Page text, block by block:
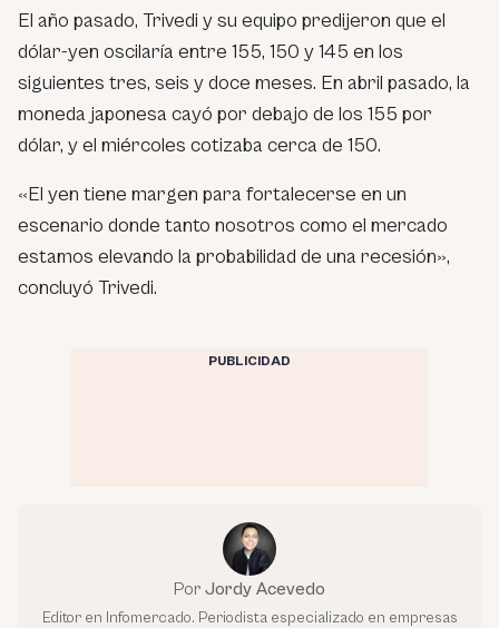
El año pasado, Trivedi y su equipo predijeron que el
dólar-yen oscilaría entre 155, 150 y 145 en los
siguientes tres, seis y doce meses. En abril pasado, la
moneda japonesa cayó por debajo de los 155 por
dólar, y el miércoles cotizaba cerca de 150.
«El yen tiene margen para fortalecerse en un
escenario donde tanto nosotros como el mercado
estamos elevando la probabilidad de una recesión»,
concluyó Trivedi.
PUBLICIDAD
Por Jordy Acevedo
Editor en Infomercado. Periodista especializado en empresas